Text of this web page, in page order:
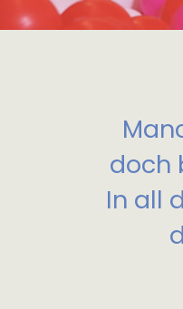
doch
In all